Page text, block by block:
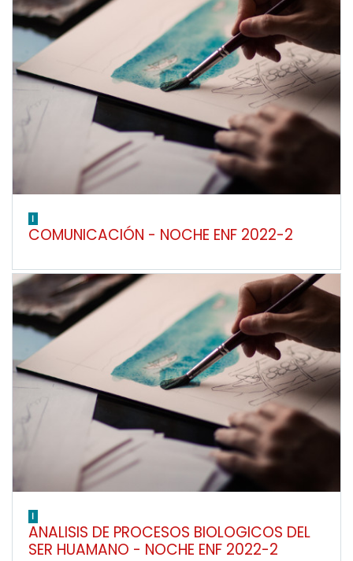
I
COMUNICACIÓN - NOCHE ENF 2022-2
I
ANALISIS DE PROCESOS BIOLOGICOS DEL
SER HUAMANO - NOCHE ENF 2022-2